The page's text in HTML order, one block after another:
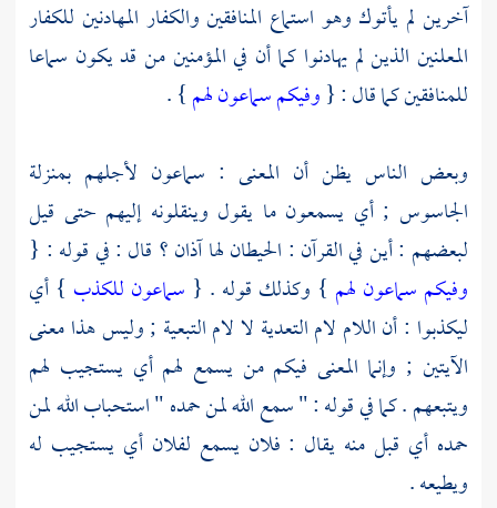
آخرين لم يأتوك وهو استماع المنافقين والكفار المهادنين للكفار
المعلنين الذين لم يهادنوا كما أن في المؤمنين من قد يكون سماعا
للمنافقين كما قال : {وفيكم سماعون لهم} .
وبعض الناس يظن أن المعنى : سماعون لأجلهم بمنزلة
الجاسوس ; أي يسمعون ما يقول وينقلونه إليهم حتى قيل
لبعضهم : أين في القرآن : الحيطان لها آذان ؟ قال : في قوله : {
وفيكم سماعون لهم } وكذلك قوله . { سماعون للكذب } أي
ليكذبوا : أن اللام لام التعدية لا لام التبعية ; وليس هذا معنى
الآيتين ; وإنما المعنى فيكم من يسمع لهم أي يستجيب لهم
ويتبعهم . كما في قوله : " سمع الله لمن حمده " استحباب الله لمن
حمده أي قبل منه يقال : فلان يسمع لفلان أي يستجيب له
ويطيعه .